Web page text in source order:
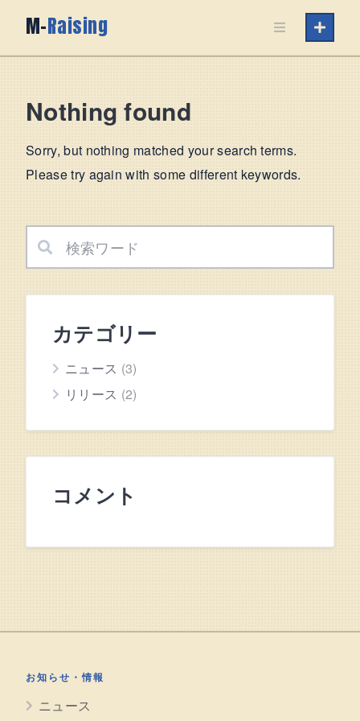
M-Raising
Nothing found
Sorry, but nothing matched your search terms.
Please try again with some different keywords.
カテゴリー
ニュース (3)
リリース (2)
コメント
お知らせ・情報
ニュース